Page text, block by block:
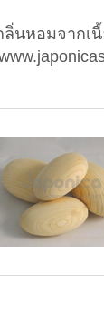
นหอมจากเนื้